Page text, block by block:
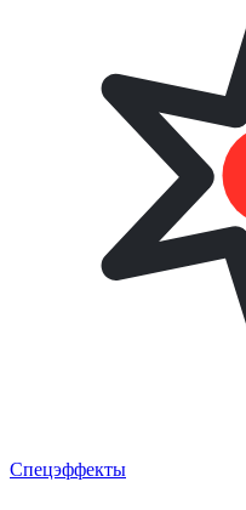
Спецэффекты